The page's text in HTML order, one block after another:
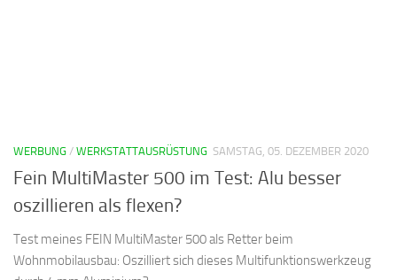
WERBUNG / WERKSTATTAUSRÜSTUNG SAMSTAG, 05. DEZEMBER 2020
Fein MultiMaster 500 im Test: Alu besser
oszillieren als flexen?
Test meines FEIN MultiMaster 500 als Retter beim
Wohnmobilausbau: Oszilliert sich dieses Multifunktionswerkzeug